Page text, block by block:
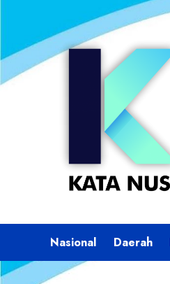
content
Nasional Daerah